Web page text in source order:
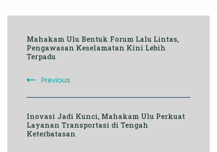
Navigation
Mahakam Ulu Bentuk Forum Lalu Lintas,
Pengawasan Keselamatan Kini Lebih
Terpadu
Previous
Inovasi Jadi Kunci, Mahakam Ulu Perkuat
Layanan Transportasi di Tengah
Keterbatasan